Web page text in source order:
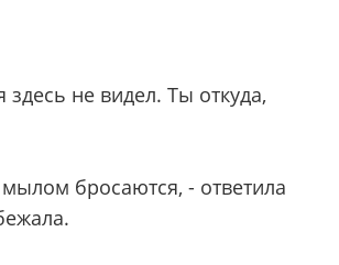
здесь не видел. Ты откуда,
мылом бросаются, - ответила